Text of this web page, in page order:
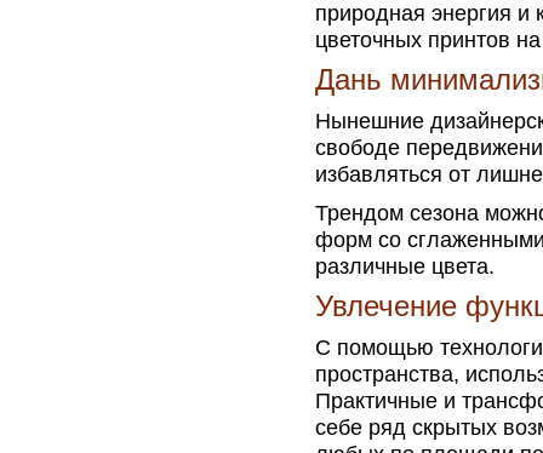
природная энергия и
цветочных принтов
Дань
Нынешние
свободе
избавляться от
Трендом сезона
форм со
различные цвета.
Увлечение
С помощью
пространства,
Практичные и
себе ряд скрытых